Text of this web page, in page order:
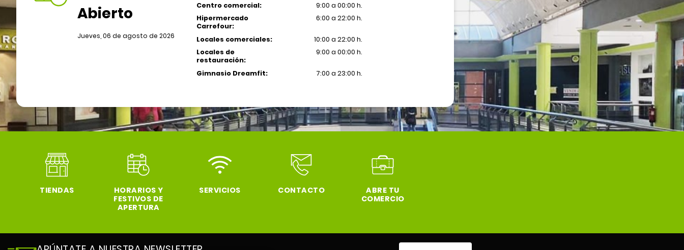
Abierto
Jueves, 06 de agosto de 2026
Centro comercial:
9:00 a 00:00 h.
Hipermercado
Carrefour:
6:00 a 22:00 h.
Locales comerciales:
10:00 a 22:00 h.
Locales de
restauración:
9:00 a 00:00 h.
Gimnasio Dreamfit: 7:00 a 23:00 h.
TIENDAS
HORARIOS Y
FESTIVOS DE
APERTURA
SERVICIOS CONTACTO
ABRE TU
COMERCIO